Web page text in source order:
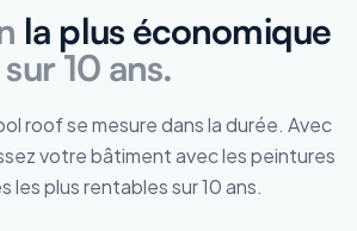
la plus économique
sur 10 ans.
roof se mesure dans la durée. Avec
votre bâtiment avec les peintures
les plus rentables sur 10 ans.